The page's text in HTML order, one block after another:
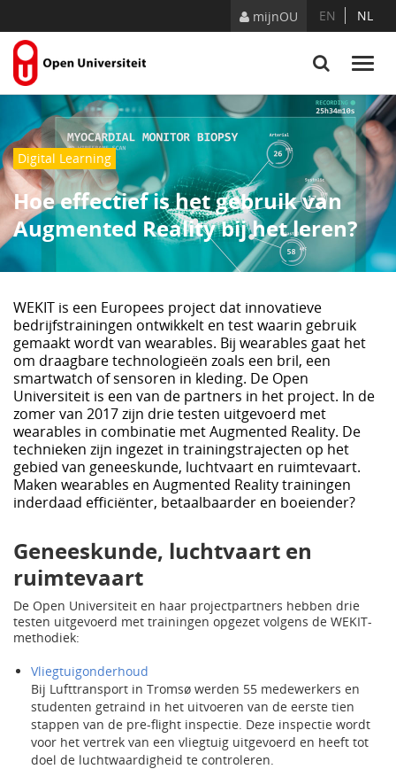
mijnOU EN NL
Digital Learning
Hoe effectief is het gebruik van
Augmented Reality bij het leren?
WEKIT is een Europees project dat innovatieve
bedrijfstrainingen ontwikkelt en test waarin gebruik
gemaakt wordt van wearables. Bij wearables gaat het
om draagbare technologieën zoals een bril, een
smartwatch of sensoren in kleding. De Open
Universiteit is een van de partners in het project. In de
zomer van 2017 zijn drie testen uitgevoerd met
wearables in combinatie met Augmented Reality. De
technieken zijn ingezet in trainingstrajecten op het
gebied van geneeskunde, luchtvaart en ruimtevaart.
Maken wearables en Augmented Reality trainingen
inderdaad efficiënter, betaalbaarder en boeiender?
Geneeskunde, luchtvaart en
ruimtevaart
De Open Universiteit en haar projectpartners hebben drie
testen uitgevoerd met trainingen opgezet volgens de WEKIT-
methodiek:
Vliegtuigonderhoud
Bij Lufttransport in Tromsø werden 55 medewerkers en
studenten getraind in het uitvoeren van de eerste tien
stappen van de pre-flight inspectie. Deze inspectie wordt
voor het vertrek van een vliegtuig uitgevoerd en heeft tot
doel de luchtwaardigheid te controleren.